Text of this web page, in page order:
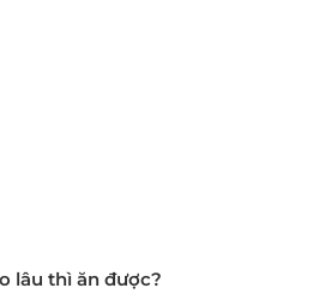
lâu thì ăn được?